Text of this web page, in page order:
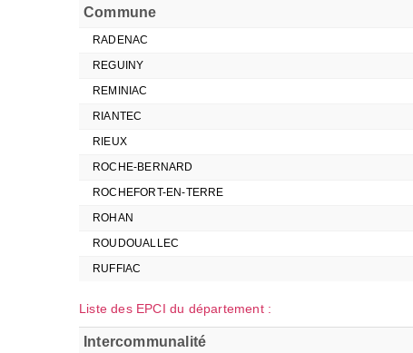
Commune
RADENAC
REGUINY
REMINIAC
RIANTEC
RIEUX
ROCHE-BERNARD
ROCHEFORT-EN-TERRE
ROHAN
ROUDOUALLEC
RUFFIAC
Liste des EPCI du département :
Intercommunalité